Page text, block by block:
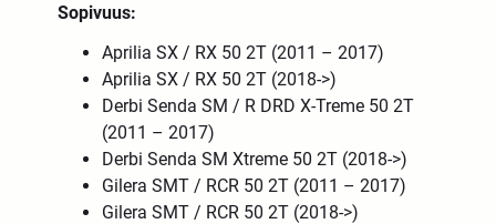
Sopivuus:
Aprilia SX / RX 50 2T (2011 – 2017)
Aprilia SX / RX 50 2T (2018->)
Derbi Senda SM / R DRD X-Treme 50 2T
(2011 – 2017)
Derbi Senda SM Xtreme 50 2T (2018->)
Gilera SMT / RCR 50 2T (2011 – 2017)
Gilera SMT / RCR 50 2T (2018->)